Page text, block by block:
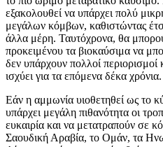
εξακολουθεί να υπάρχει πολύ
μεγάλων κόμβων, καθιστώντας
άλλα μέρη. Ταυτόχρονα, θα
προκειμένου τα βιοκαύσιμα να
δεν υπάρχουν πολλοί περιορισμοί
ισχύει για τα επόμενα δέκα χρόνια.
Εάν η αμμωνία υιοθετηθεί ως το
υπάρχει μεγάλη πιθανότητα οι
ευκαιρία και να μετατραπούν σε
Σαουδική Αραβία, το Ομάν, τα